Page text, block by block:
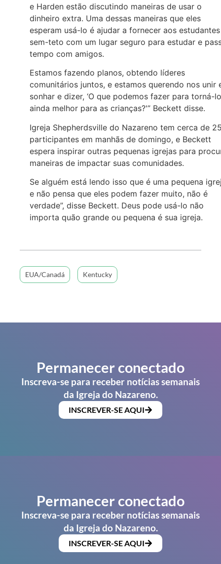
e Harden estão discutindo maneiras de usar o
dinheiro extra. Uma dessas maneiras que eles
esperam usá-lo é ajudar a fornecer aos estudantes
sem-teto com um lugar seguro para estudar e
tempo com amigos.
Estamos fazendo planos, obtendo líderes
comunitários juntos, e estamos querendo nos unir
sonhar e dizer, ‘O que podemos fazer para torná-lo
ainda melhor para as crianças?'” Beckett disse.
Igreja Shepherdsville do Nazareno tem cerca de
participantes em manhãs de domingo, e Beckett
espera inspirar outras pequenas igrejas para
maneiras de impactar suas comunidades.
Se alguém está lendo isso que é uma pequena
e não pensa que eles podem fazer muito, não é
verdade”, disse Beckett. Deus pode usá-lo não
importa quão grande ou pequena é sua igreja.
EUA/Canadá Kentucky
Permanecer conectado
Inscreva-se para receber notícias semanais
da Igreja do Nazareno.
INSCREVER-SE AQUI
Permanecer conectado
Inscreva-se para receber notícias semanais
da Igreja do Nazareno.
INSCREVER-SE AQUI